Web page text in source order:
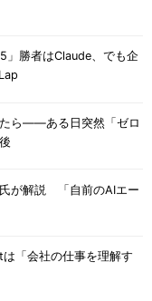
」勝者はClaude、でも企
たら――ある日突然「ゼロ
が解説 「自前のAIエー
「会社の仕事を理解す